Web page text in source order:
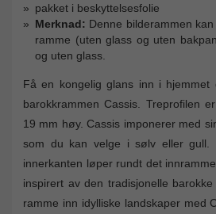
pakket i beskyttelsesfolie
Merknad: Denne bilderammen
ramme (uten glass og uten
og uten glass.
Få en kongelig glans inn i hjemmet
barokkrammen Cassis. Treprofilen
19 mm høy. Cassis imponerer med
som du kan velge i sølv eller gull.
innerkanten løper rundt det
inspirert av den tradisjonelle
ramme inn idylliske landskaper med